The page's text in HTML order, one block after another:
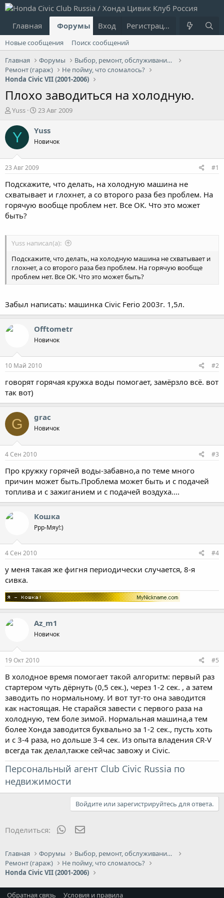
Главная Форумы Что нового?
Вход Регистрация
Новые сообщения
Поиск сообщений
Главная
Форумы
Выбор, ремонт, обслуживание и эксплуатация
Ремонт (гараж)
Не пойму, что сломалось?
Honda Civic VII (2001-2006)
Плохо заводиться на холодную.
А
т
о
р
е
м
ы
Yuss
Д
т
н
ч
а
л
23 Авг 2009
Y Yuss
Новичок
23 Авг 2009 #1
Подскажите, что делать, на холодную машина не
схватывает и глохнет, а со второго раза без проблем. На
горячую вообще проблем нет. Все ОК. Что это может
быть?
Yuss написал(а):
Подскажите, что делать, на холодную машина не схватывает и
глохнет, а со второго раза без проблем. На горячую вообще
проблем нет. Все ОК. Что это может быть?
Забыл написать: машинка Civic Ferio 2003г. 1,5л.
Offtometr
Новичок
10 Май 2010 #2
говорят горячая кружка воды помогает, замёрзло всё. вот
так вот)
G grac
Новичок
4 Сен 2010 #3
Про кружку горячей воды-забавно,а по теме много
причин может быть.Проблема может быть и с подачей
топлива и с зажиганием и с подачей воздуха....
Кошка
Ррр-Мяу!:)
4 Сен 2010 #4
у меня такая же фигня периодически случается, 8-я
сивка.
Az_m1
Новичок
19 Окт 2010 #5
В холодное время помогает такой алгоритм: первый раз
стартером чуть дёрнуть (0,5 сек.), через 1-2 сек. , а затем
заводить по нормальному. И вот тут-то она заводится
как настоящая. Не старайся завести с первого раза на
холодную, тем боле зимой. Нормальная машина,а тем
более Хонда заводится буквально за 1-2 сек., пусть хоть
и с 3-4 раза, но дольше 3-4 сек. Из опыта владения CR-V
всегда так делал,также сейчас завожу и Civic.
Персональный агент Club Civic Russia по
недвижимости
Войдите или зарегистрируйтесь для ответа.
Поделиться: WhatsApp
Главная Форумы
Выбор, ремонт, обслуживание и эксплуатация
Ремонт (гараж)
Не пойму, что сломалось?
Honda Civic VII (2001-2006)
Обратная связь Условия и правила